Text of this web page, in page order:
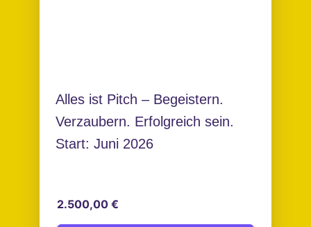
Alles ist Pitch – Begeistern.
Verzaubern. Erfolgreich sein.
Start: Juni 2026
2.500,00 €